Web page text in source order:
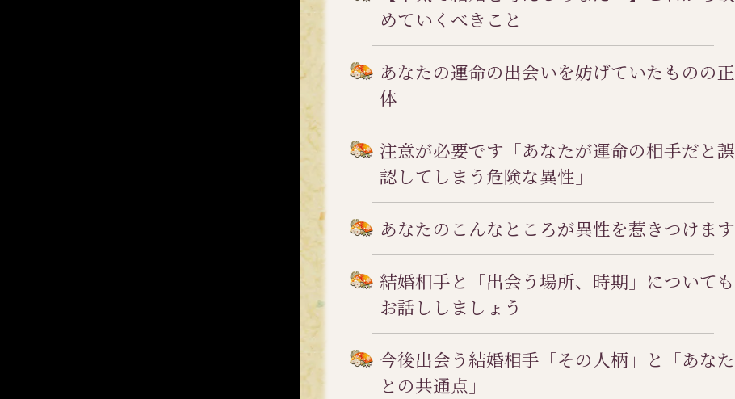
めていくべきこと
あなたの運命の出会いを妨げていたものの正
体
注意が必要です「あなたが運命の相手だと誤
認してしまう危険な異性」
あなたのこんなところが異性を惹きつけます
結婚相手と「出会う場所、時期」についても
お話ししましょう
今後出会う結婚相手「その人柄」と「あなた
との共通点」